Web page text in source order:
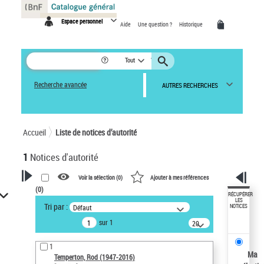
Espace personnel Aide Une question ? Historique
Tout
Recherche avancée AUTRES RECHERCHES
Accueil Liste de notices d’autorité
1 Notices d'autorité
VOTRE RECHERCHE
Recherche avancée dans les
notices d’autorité
Œuvres liées à l'auteur :
Temperton, Rod (1947-2016)
Voir la sélection (0) Ajouter à mes références
(0)
Tri par : Défaut
sur 1
20
résultats/page
1
Temperton, Rod (1947-2016)
RÉCUPÉRER
LES
NOTICES
Ma
Panneau de gestion des cookies